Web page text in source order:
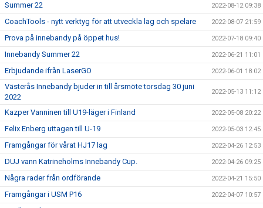
Summer 22 2022-08-12 09:38
CoachTools - nytt verktyg för att utveckla lag och spelare 2022-08-07 21:59
Prova på innebandy på öppet hus! 2022-07-18 09:40
Innebandy Summer 22 2022-06-21 11:01
Erbjudande ifrån LaserGO 2022-06-01 18:02
Västerås Innebandy bjuder in till årsmöte torsdag 30 juni
2022
2022-05-13 11:12
Kazper Vanninen till U19-läger i Finland 2022-05-08 20:22
Felix Enberg uttagen till U-19 2022-05-03 12:45
Framgångar för vårat HJ17 lag 2022-04-26 12:53
DUJ vann Katrineholms Innebandy Cup. 2022-04-26 09:25
Några rader från ordförande 2022-04-21 15:50
Framgångar i USM P16 2022-04-07 10:57